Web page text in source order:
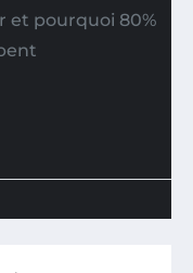
et pourquoi 80%